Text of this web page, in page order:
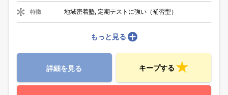
特徴 地域密着塾, 定期テストに強い（補習型）
もっと見る
詳細を見る キープする